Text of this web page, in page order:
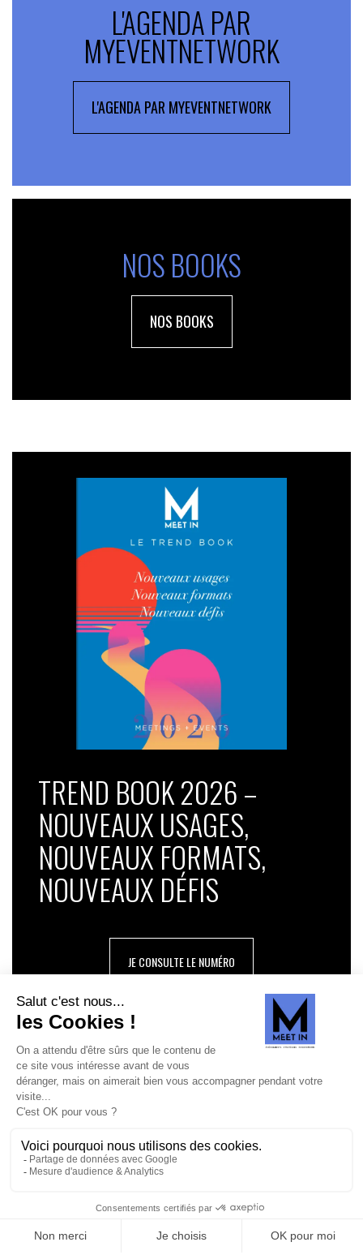
L'AGENDA PAR
MYEVENTNETWORK
L'AGENDA PAR MYEVENTNETWORK
NOS BOOKS
NOS BOOKS
TREND BOOK 2026 –
NOUVEAUX USAGES,
NOUVEAUX FORMATS,
NOUVEAUX DÉFIS
JE CONSULTE LE NUMÉRO
SUIVEZ-NOUS